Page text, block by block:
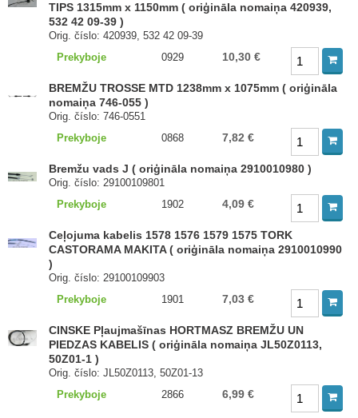
TIPS 1315mm x 1150mm ( oriģināla nomaiņa 420939,
532 42 09-39 )
Orig. číslo: 420939, 532 42 09-39
Prekyboje
0929 10,30 €
BREMŽU TROSSE MTD 1238mm x 1075mm ( oriģināla
nomaiņa 746-055 )
Orig. číslo: 746-0551
Prekyboje
0868 7,82 €
Bremžu vads J ( oriģināla nomaiņa 2910010980 )
Orig. číslo: 29100109801
Prekyboje
1902 4,09 €
Ceļojuma kabelis 1578 1576 1579 1575 TORK
CASTORAMA MAKITA ( oriģināla nomaiņa 2910010990
)
Orig. číslo: 29100109903
Prekyboje
1901 7,03 €
CINSKE Pļaujmašīnas HORTMASZ BREMŽU UN
PIEDZAS KABELIS ( oriģināla nomaiņa JL50Z0113,
50Z01-1 )
Orig. číslo: JL50Z0113, 50Z01-13
Prekyboje
2866 6,99 €